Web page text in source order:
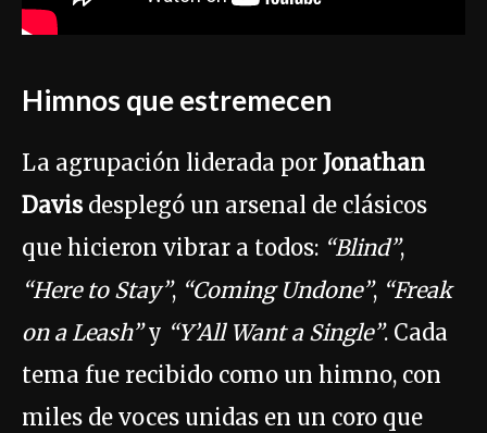
Himnos que estremecen
La agrupación liderada por Jonathan
Davis desplegó un arsenal de clásicos
que hicieron vibrar a todos: “Blind”,
“Here to Stay”, “Coming Undone”, “Freak
on a Leash”y “Y’All Want a Single”. Cada
tema fue recibido como un himno, con
miles de voces unidas en un coro que